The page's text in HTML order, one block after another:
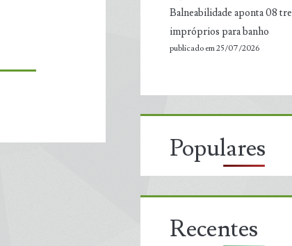
Balneabilidade aponta 08
impróprios para banho
publicado em 25/07/2026
Populares
Recentes